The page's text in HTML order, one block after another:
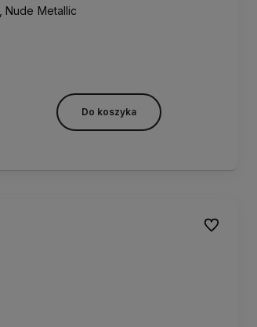
Nude Metallic
Do koszyka
Do